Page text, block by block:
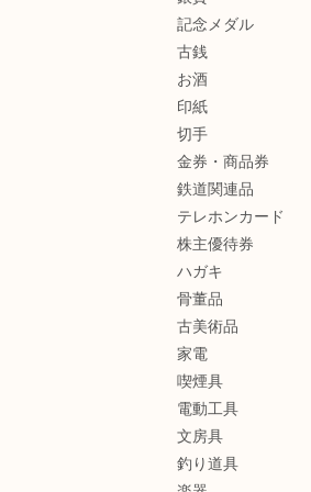
記念メダル
古銭
お酒
印紙
切手
金券・商品券
鉄道関連品
テレホンカード
株主優待券
ハガキ
骨董品
古美術品
家電
喫煙具
電動工具
文房具
釣り道具